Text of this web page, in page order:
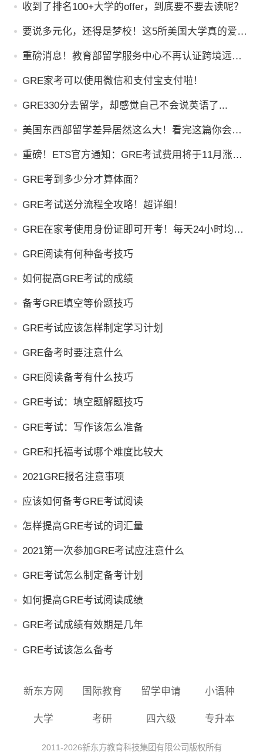
收到了排名100+大学的offer，到底要不要去读呢？
要说多元化，还得是梦校！这5所美国大学真的爱住
重磅消息！教育部留学服务中心不再认证跨境远程
GRE家考可以使用微信和支付宝支付啦！
GRE330分去留学，却感觉自己不会说英语了...
美国东西部留学差异居然这么大！看完这篇你会怎
重磅！ETS官方通知：GRE考试费用将于11月涨
GRE考到多少分才算体面？
GRE考试送分流程全攻略！超详细！
GRE在家考使用身份证即可开考！每天24小时均可
GRE阅读有何种备考技巧
如何提高GRE考试的成绩
备考GRE填空等价题技巧
GRE考试应该怎样制定学习计划
GRE备考时要注意什么
GRE阅读备考有什么技巧
GRE考试：填空题解题技巧
GRE考试：写作该怎么准备
GRE和托福考试哪个难度比较大
2021GRE报名注意事项
应该如何备考GRE考试阅读
怎样提高GRE考试的词汇量
2021第一次参加GRE考试应注意什么
GRE考试怎么制定备考计划
如何提高GRE考试阅读成绩
GRE考试成绩有效期是几年
GRE考试该怎么备考
新东方网 国际教育 留学申请 小语种
大学 考研 四六级 专升本
2011-2026新东方教育科技集团有限公司版权所有